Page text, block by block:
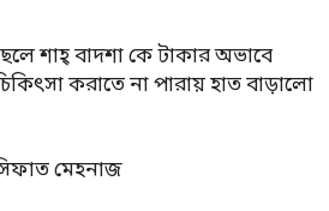
শাহ্ বাদশা কে টাকার অভাবে
করাতে না পারায় হাত বাড়ালো
মেহনাজ